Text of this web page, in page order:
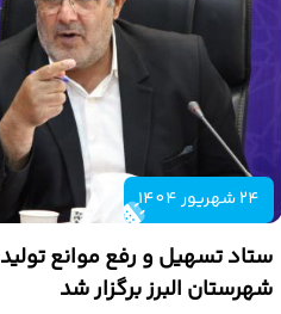
24 شهریور 1404
ستاد تسهیل و رفع موانع تولید
شهرستان البرز برگزار شد